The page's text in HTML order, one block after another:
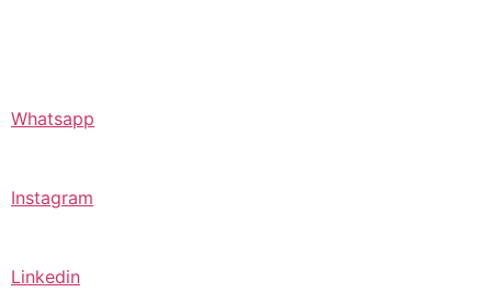
Whatsapp
Instagram
Linkedin